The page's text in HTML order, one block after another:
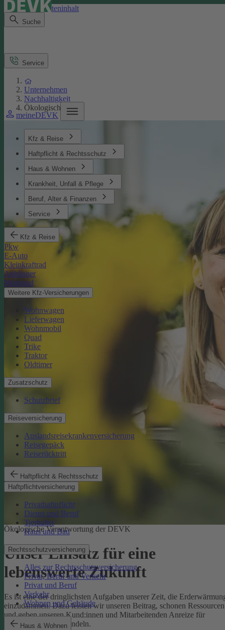
Direkt zum Seiteninhalt
Suche
meineDEVK
Kfz & Reise
Haftpflicht & Rechtsschutz
Haus & Wohnen
Krankheit, Unfall & Pflege
Beruf, Alter & Finanzen
Service
Kfz & Reise
Pkw
E-Auto
Kleinkraftrad
Anhänger
Motorrad
Weitere Kfz-Versicherungen
Wohnwagen
Lieferwagen
Wohnmobil
Quad
Trike
Traktor
Oldtimer
Zusatzschutz
Schutzbrief
Reiseversicherung
Auslandsreisekrankenversicherung
Reisegepäck
Reiserücktritt
Haftpflicht & Rechtsschutz
Haftpflichtversicherung
Privathaftpflicht
Dienst und Beruf
Tierhalter
Haus und Bau
Rechtsschutzversicherung
Alles zur Rechtsschutzversicherung
Privat, Beruf und Verkehr
Privat und Beruf
Verkehr
Wohnen und Gebäude
Haus & Wohnen
Service
Unternehmen
Nachhaltigkeit
Ökologisches
Ökologische Verantwortung der DEVK
Unser Einsatz für eine
lebenswerte Zukunft
Es ist eine der dringlichsten Aufgaben unserer Zeit, die
einzudämmen. Dazu leisten wir unseren Beitrag, schonen Ressourcen
und geben unseren Kund:innen und Mitarbeitenden Anreize für
umweltbewusstes Handeln.